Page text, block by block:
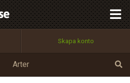
Skapa konto
Arter
Utför
100%
OK
Tillbaka till förstasidan